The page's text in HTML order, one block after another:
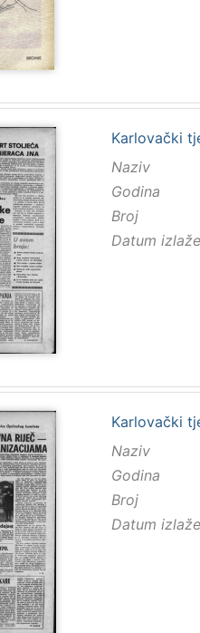
Karlovački
Naziv
Godina
Broj
Datum
Karlovački
Naziv
Godina
Broj
Datum